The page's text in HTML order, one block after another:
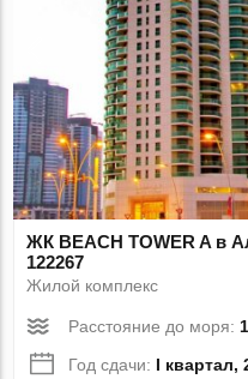
ЖК BEACH TOWER A
122267
Жилой комплекс
Расстояние до моря:
Год сдачи: I квартал,